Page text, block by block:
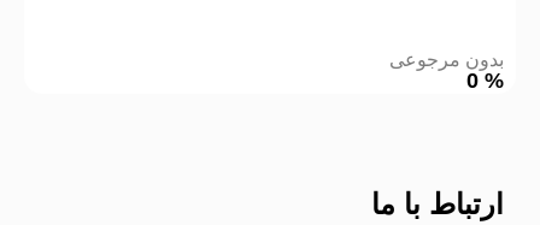
بدون مرجوعی
%
0
ارتباط با ما